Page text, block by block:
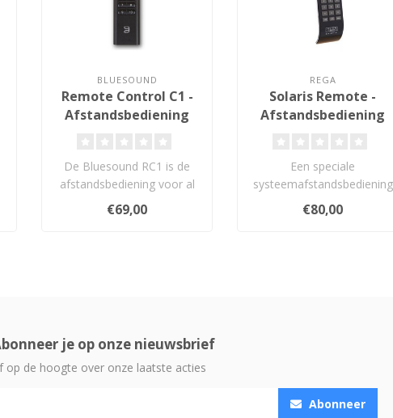
BLUESOUND
Remote Control C1 -
Afstandsbediening
De Bluesound RC1 is de
afstandsbediening voor al
uw Bluesound-spelers...
€69,00
REGA
Solaris Remote -
Afstandsbediening
Een speciale
systeemafstandsbediening
ontworpen voor de
nieuwste ‘R’-reeks o..
€80,00
je op onze nieuwsbrief
op de hoogte over onze laatste acties
Abonneer